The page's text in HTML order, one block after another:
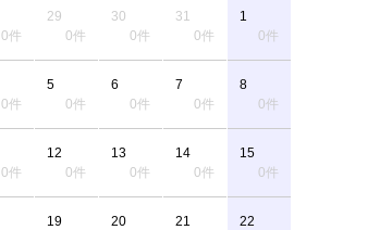
0件
29
0件
30
0件
31
0件
1
0件
0件
5
0件
6
0件
7
0件
8
0件
0件
12
0件
13
0件
14
0件
15
0件
19
20
21
22